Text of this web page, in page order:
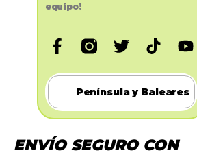
equipo!
Península y Baleares
ENVÍO SEGURO CON